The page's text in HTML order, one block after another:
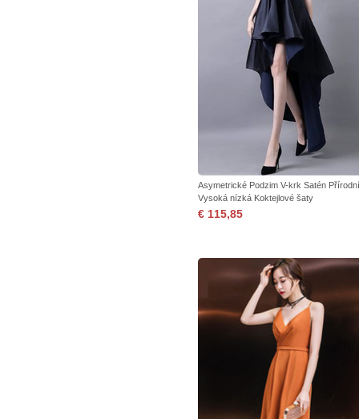
Asymetrické Podzim V-krk Satén
Vysoká nízká Koktejlové šaty
€ 115,85